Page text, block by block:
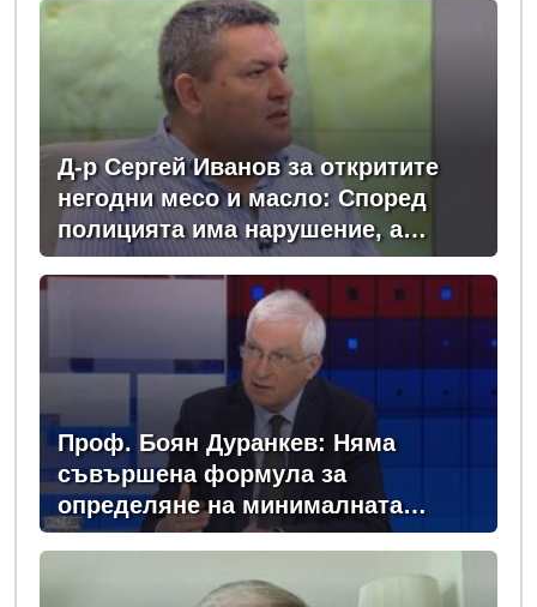
най-опасното време
Д-р Сергей Иванов за откритите
негодни месо и масло: Според
полицията има нарушение, а
според БАБХ – няма
Проф. Боян Дуранкев: Няма
съвършена формула за
определяне на минималната
заплата